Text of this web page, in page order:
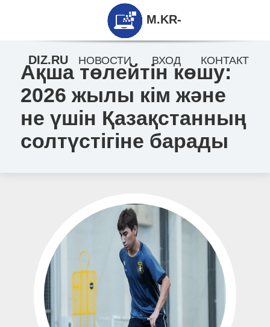
Ақша төлейтін көшу:
2026 жылы кім және
не үшін Қазақстанның
солтүстігіне барады
M.KR-
DIZ.RU НОВОСТИ ВХОД КОНТАКТ